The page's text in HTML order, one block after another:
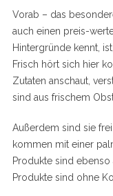
Vorab – das
auch einen preis-
Hintergründe kennt,
Frisch hört sich hier
Zutaten anschaut,
sind aus frischem
Außerdem sind sie
kommen mit einer
Produkte sind
Produkte sind ohne